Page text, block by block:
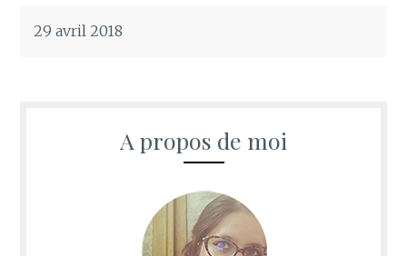
29 avril 2018
A propos de moi